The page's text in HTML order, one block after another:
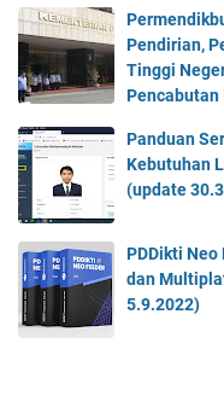
Pendirian,
Tinggi
Pencabutan
Panduan
Kebutuhan
(update
PDDikti Neo
dan
5.9.2022)